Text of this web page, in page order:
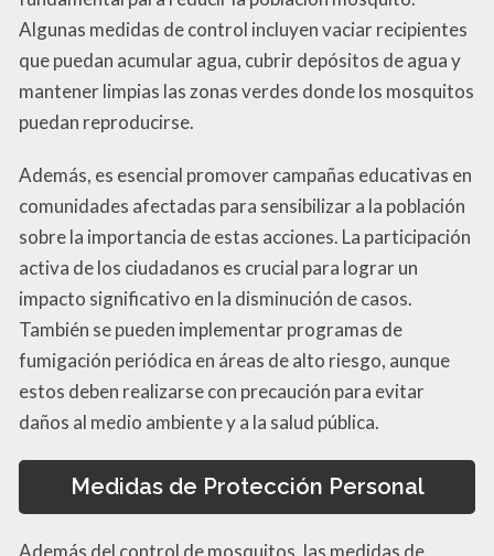
Algunas medidas de control incluyen vaciar recipientes
que puedan acumular agua, cubrir depósitos de agua y
mantener limpias las zonas verdes donde los mosquitos
puedan reproducirse.
Además, es esencial promover campañas educativas en
comunidades afectadas para sensibilizar a la población
sobre la importancia de estas acciones. La participación
activa de los ciudadanos es crucial para lograr un
impacto significativo en la disminución de casos.
También se pueden implementar programas de
fumigación periódica en áreas de alto riesgo, aunque
estos deben realizarse con precaución para evitar
daños al medio ambiente y a la salud pública.
Medidas de Protección Personal
Además del control de mosquitos, las medidas de